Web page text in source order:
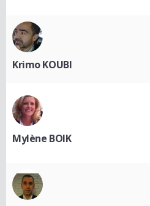
Krimo KOUBI
Mylène BOIK